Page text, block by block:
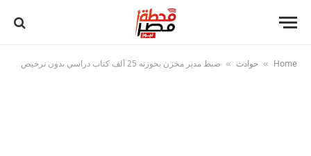
Home
» حوادث » ضبط مدير مخزن بحوزته 25 ألف كتاب دراسي بدون ترخيص